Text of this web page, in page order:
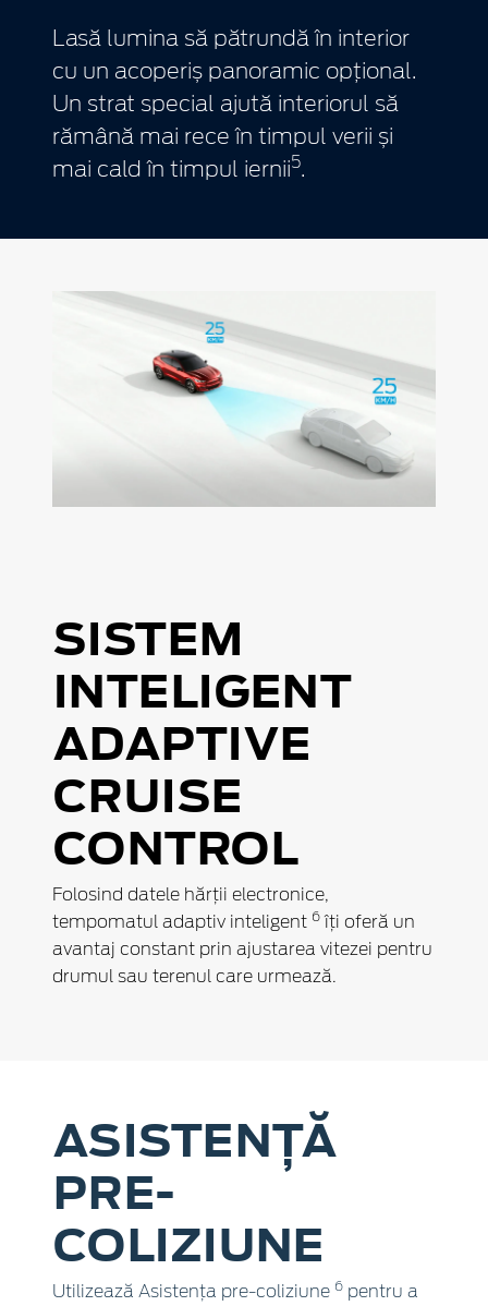
Lasă lumina să pătrundă în interior
cu un acoperiș panoramic opțional.
Un strat special ajută interiorul să
rămână mai rece în timpul verii și
mai cald în timpul iernii5.
SISTEM
INTELIGENT
ADAPTIVE
CRUISE
CONTROL
Folosind datele hărții electronice,
tempomatul adaptiv inteligent 6 îți oferă un
avantaj constant prin ajustarea vitezei pentru
drumul sau terenul care urmează.
ASISTENȚĂ
PRE-
COLIZIUNE
Utilizează Asistența pre-coliziune 6 pentru a